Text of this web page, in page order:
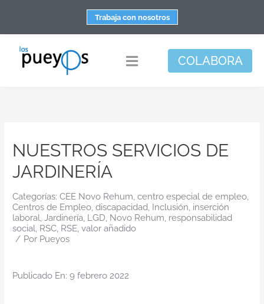
contenido
Trabaja con nosotros
Toggle
Apoyo personal y familiar
Espacio de bienestar
Responsabilidad social
DisArte
COLABORA
NUESTROS SERVICIOS DE
JARDINERÍA
Categorías: CEE Novo Rehum, centro especial de empleo,
Centros de Empleo, discapacidad, Inclusión, inserción
laboral, Jardinería, LGD, Novo Rehum, responsabilidad
social, RSC, RSE, valor añadido
/ Por Pueyos
Publicado En: 9 febrero 2022